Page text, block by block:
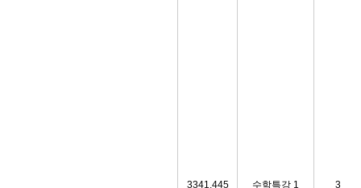
3341.445 수학특강 1 3